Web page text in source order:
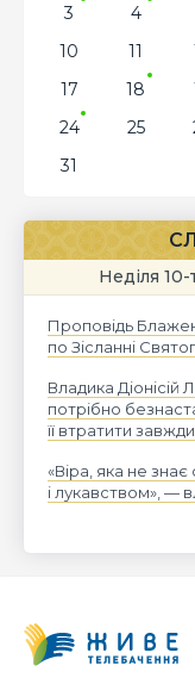
3
4
10
11
17
18
24
25
31
Неділя 10-
Проповідь
по Зісланні
Владика Діонісій
потрібно
її втратити
«Віра, яка не
і лукавством», —